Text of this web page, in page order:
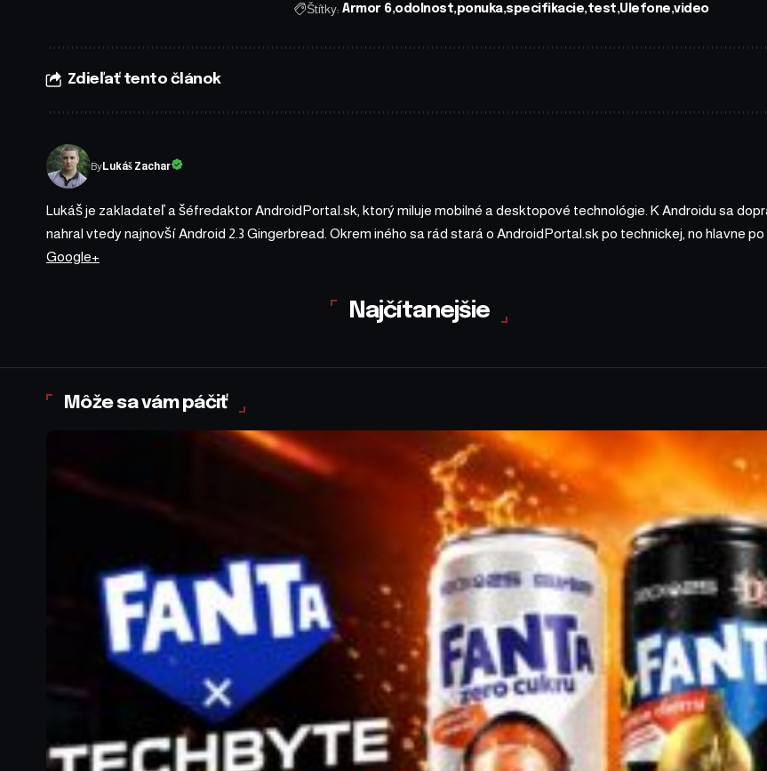
Štítky: Armor 6 odolnost ponuka specifikacie test Ulefone video
Zdieľať tento článok
ByLukáš Zachar
Lukáš je zakladateľ a šéfredaktor AndroidPortal.sk, ktorý miluje mobilné a desktopové technológie. K Androidu sa
nahral vtedy najnovší Android 2.3 Gingerbread. Okrem iného sa rád stará o AndroidPortal.sk po technickej, no hlavne
Google+
Najčítanejšie
Môže sa vám páčiť